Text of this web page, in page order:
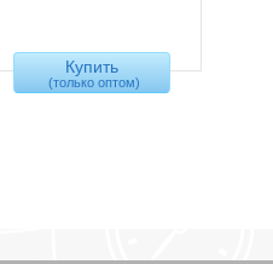
Купить
(только оптом)